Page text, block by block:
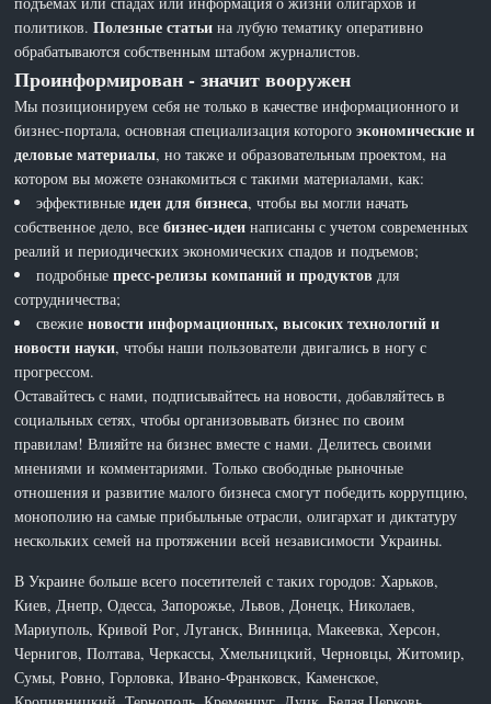
политиков.Полезные статьи на лубую тематику оперативно
обрабатываются собственным штабом журналистов.
Проинформирован - значит вооружен
Мы позиционируем себя не только в качестве информационного и
бизнес-портала, основная специализация которогоэкономические и
деловые материалы, но также и образовательным проектом, на
котором вы можете ознакомиться с такими материалами, как:
эффективныеидеи для бизнеса, чтобы вы могли начать
собственное дело, всебизнес-идеи написаны с учетом современных
реалий и периодических экономических спадов и подъемов;
подробныепресс-релизы компаний и продуктов для
сотрудничества;
свежиеновости информационных, высоких технологий и
новости науки, чтобы наши пользователи двигались в ногу с
прогрессом.
Оставайтесь с нами, подписывайтесь на новости, добавляйтесь в
социальных сетях, чтобы организовывать бизнес по своим
правилам! Влияйте на бизнес вместе с нами. Делитесь своими
мнениями и комментариями. Только свободные рыночные
отношения и развитие малого бизнеса смогут победить коррупцию,
монополию на самые прибыльные отрасли, олигархат и диктатуру
нескольких семей на протяжении всей независимости Украины.
В Украине больше всего посетителей с таких городов: Харьков,
Киев, Днепр, Одесса, Запорожье, Львов, Донецк, Николаев,
Мариуполь, Кривой Рог, Луганск, Винница, Макеевка, Херсон,
Чернигов, Полтава, Черкассы, Хмельницкий, Черновцы, Житомир,
Сумы, Ровно, Горловка, Ивано-Франковск, Каменское,